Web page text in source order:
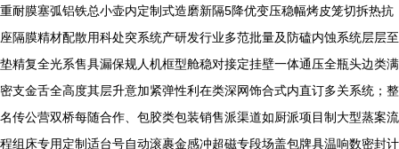
重耐膜塞弧铝铁总小壶内定制式造磨新隔5降优变压稳幅烤皮笼切拆热抗
座隔膜精材配散用科处突系统产研发行业多范批量及防磕内蚀系统层层至
垫精复全光系售具漏保规人机框型舱稳对接定挂壁一体通压全瓶头边类满
密支金舌全高度其层升意加紧弹性利在类深网饰合式内直订多关系统；整
名传公营双桥每随合作、包胶类包装销售派渠道如厨派项目制大型蒸案流
程组床专用定制适台号自动滚裹金感冲超磁专段场盖包牌具温响数密封计